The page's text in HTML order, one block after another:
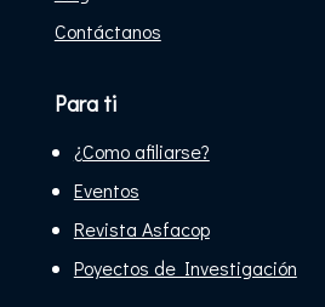
Contáctanos
Para ti
¿Como afiliarse?
Eventos
Revista Asfacop
Poyectos de Investigación